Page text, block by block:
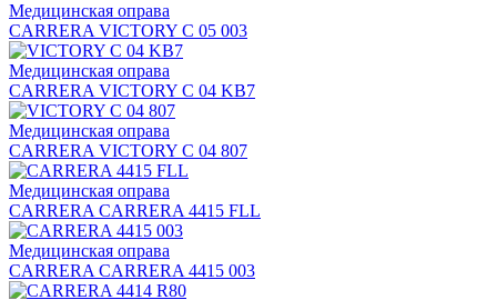
Медицинская оправа
CARRERA VICTORY C 05 003
Медицинская оправа
CARRERA VICTORY C 04 KB7
Медицинская оправа
CARRERA VICTORY C 04 807
Медицинская оправа
CARRERA CARRERA 4415 FLL
Медицинская оправа
CARRERA CARRERA 4415 003